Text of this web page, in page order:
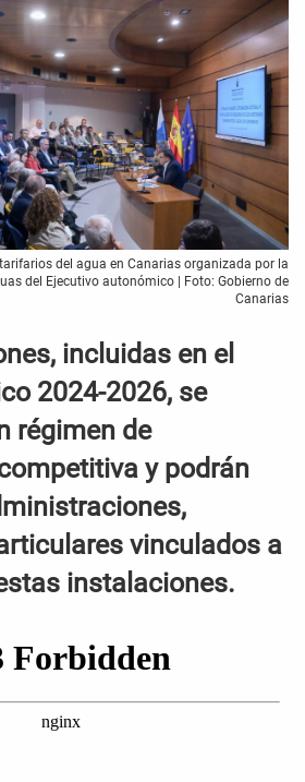
del agua en Canarias organizada por la
del Ejecutivo autonómico | Foto: Gobierno de
Canarias
incluidas en el
2024-2026, se
régimen de
y podrán
vinculados a
instalaciones.